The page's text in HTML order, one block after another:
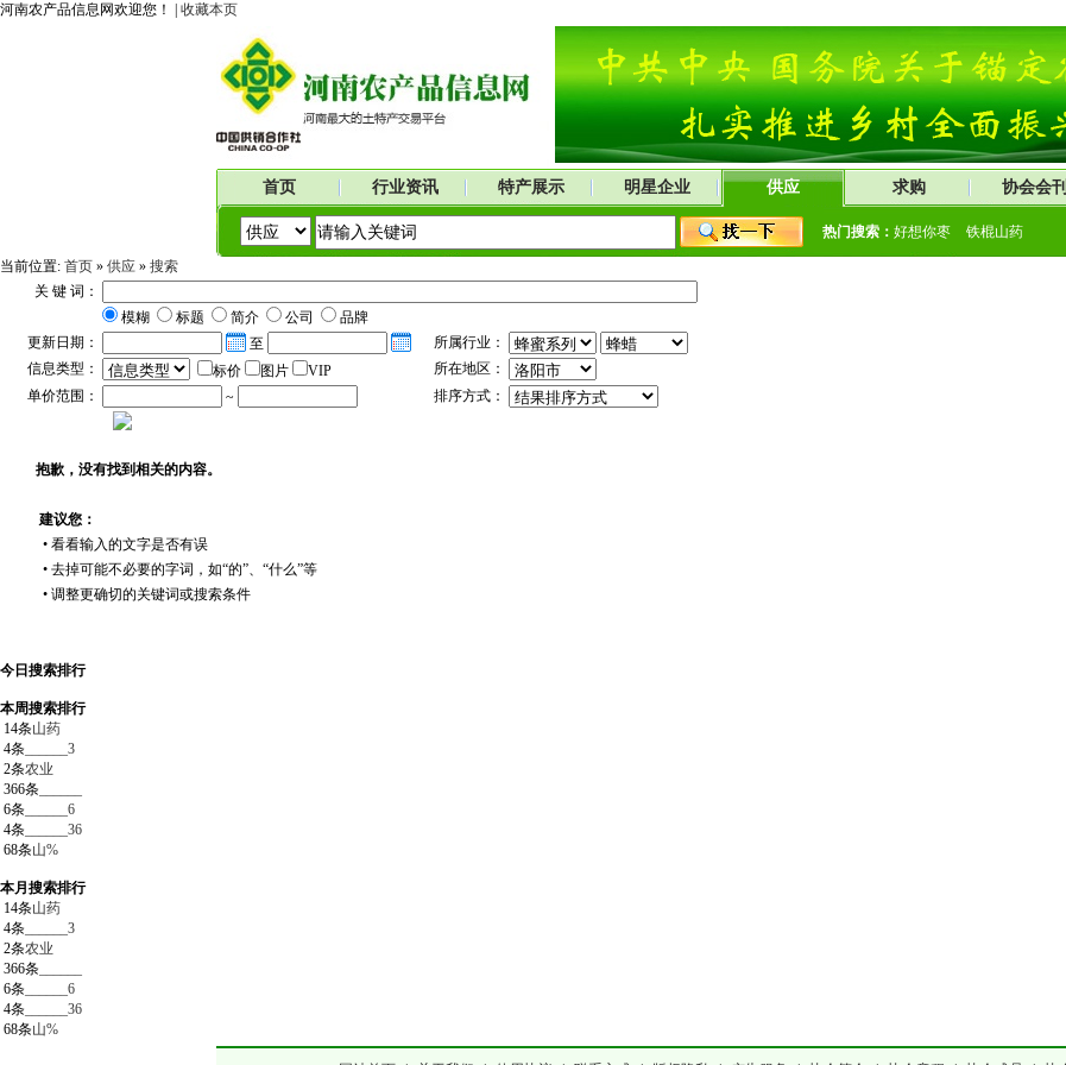
河南农产品信息网欢迎您！ | 收藏本页
首页 行业资讯 特产展示 明星企业 供应 求购 协会会刊
热门搜索： 好想你枣 铁棍山药
当前位置: 首页 » 供应 » 搜索
关 键 词：
模糊
标题 简介 公司
品牌
更新日期：
至
所属行业：
信息类型：
标价 图片 VIP
所在地区：
单价范围：
~ 排序方式：
抱歉，没有找到相关的内容。
建议您：
• 看看输入的文字是否有误
• 去掉可能不必要的字词，如“的”、“什么”等
• 调整更确切的关键词或搜索条件
今日搜索排行
本周搜索排行
14条山药
4条 ______3
2条农业
366条
6条 ______6
4条 ______36
68条山%
本月搜索排行
14条山药
4条 ______3
2条农业
366条
6条 ______6
4条 ______36
68条山%